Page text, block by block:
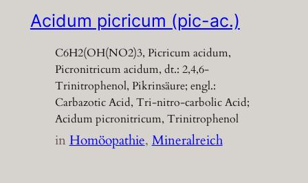
Acidum picricum (pic-ac.)
C6H2(OH(NO2)3, Picricum acidum,
Picronitricum acidum, dt.: 2,4,6-
Trinitrophenol, Pikrinsäure; engl.:
Carbazotic Acid, Tri-nitro-carbolic Acid;
Acidum picronitricum, Trinitrophenol
inHomöopathie, Mineralreich